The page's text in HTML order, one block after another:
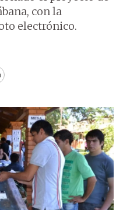
con la
electrónico.